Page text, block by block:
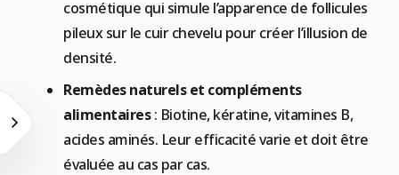
cosmétique qui simule l’apparence de follicules
pileux sur le cuir chevelu pour créer l’illusion de
densité.
Remèdes naturels et compléments
alimentaires: Biotine, kératine, vitamines B,
acides aminés. Leur efficacité varie et doit être
évaluée au cas par cas.